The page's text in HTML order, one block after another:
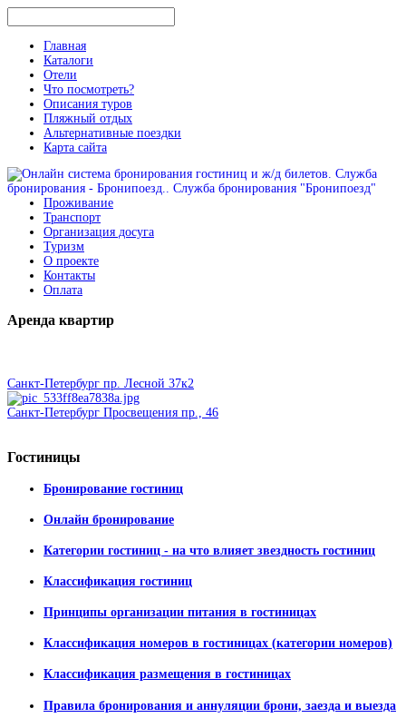
Главная
Каталоги
Отели
Что посмотреть?
Описания туров
Пляжный отдых
Альтернативные поездки
Карта сайта
Проживание
Транспорт
Организация досуга
Туризм
О проекте
Контакты
Оплата
Аренда квартир
Санкт-Петербург пр. Лесной 37к2
Санкт-Петербург Просвещения пр., 46
Гостиницы
Бронирование гостиниц
Онлайн бронирование
Категории гостиниц - на что влияет звездность гостиниц
Классификация гостиниц
Принципы организации питания в гостиницах
Классификация номеров в гостиницах (категории номеров)
Классификация размещения в гостиницах
Правила бронирования и аннуляции брони, заезда и выезда